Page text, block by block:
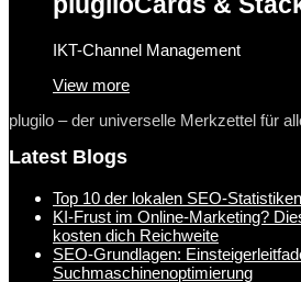
IKT-Channel Management
View more
plugilo – der universelle Merkzettel für
Latest Blogs
Top 10 der lokalen SEO-
KI-Frust im Online-Marketing?
kosten dich Reichweite
SEO-Grundlagen:
Suchmaschinenoptimierung